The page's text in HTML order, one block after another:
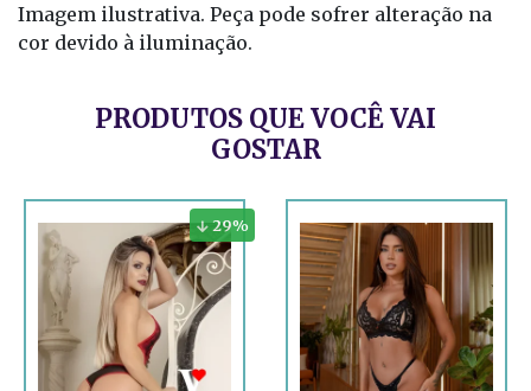
Imagem ilustrativa. Peça pode sofrer alteração na
cor devido à iluminação.
PRODUTOS QUE VOCÊ VAI
GOSTAR
29%